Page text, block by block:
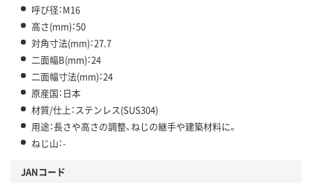
呼び径：M16
高さ(mm)：50
対角寸法(mm)：27.7
二面幅B(mm)：24
二面幅寸法(mm)：24
原産国：日本
材質/仕上：ステンレス(SUS304)
用途：長さや高さの調整、ねじの継手や建築材料に。
ねじ山：-
JANコード